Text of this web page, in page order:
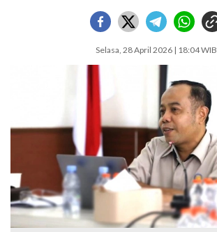
Selasa, 28 April 2026 | 18:04 WIB